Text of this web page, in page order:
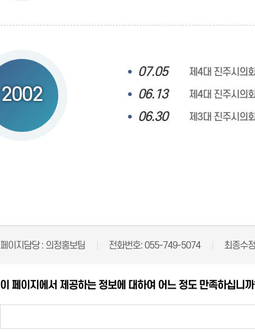
2002
07.05 제4대 진주시의
06.13 제4대 진주시의
06.30 제3대 진주시의
페이지담당 : 의정홍보팀 전화번호: 055-749-5074 최종수
이 페이지에서 제공하는 정보에 대하여 어느 정도 만족하십니